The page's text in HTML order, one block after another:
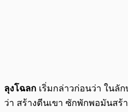
ลุงโฉลก เริ่มกล่าวก่อนว่า ในลั
ว่า สร้างตีนเขา ซักพักพอมันสร้